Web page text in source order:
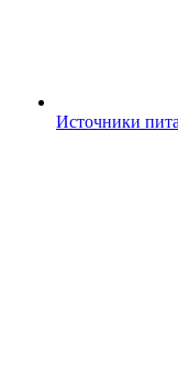
Источники